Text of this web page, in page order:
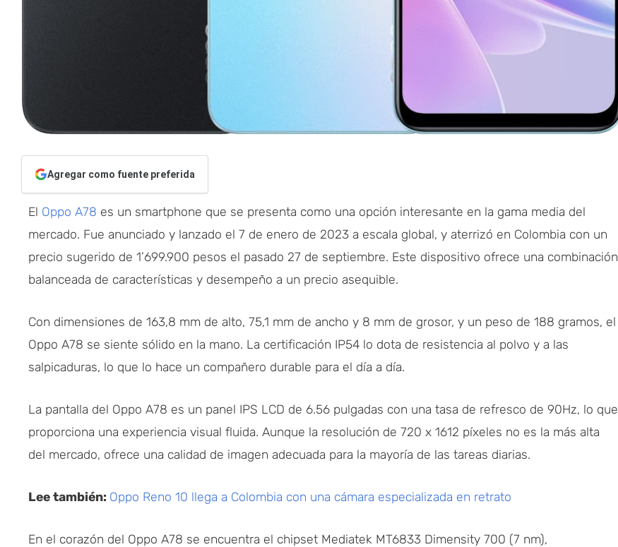
Agregar como fuente preferida
El Oppo A78 es un smartphone que se presenta como una opción interesante en la gama media del
mercado. Fue anunciado y lanzado el 7 de enero de 2023 a escala global, y aterrizó en Colombia con un
precio sugerido de 1’699.900 pesos el pasado 27 de septiembre. Este dispositivo ofrece una combinación
balanceada de características y desempeño a un precio asequible.
Con dimensiones de 163,8 mm de alto, 75,1 mm de ancho y 8 mm de grosor, y un peso de 188 gramos, el
Oppo A78 se siente sólido en la mano. La certificación IP54 lo dota de resistencia al polvo y a las
salpicaduras, lo que lo hace un compañero durable para el día a día.
La pantalla del Oppo A78 es un panel IPS LCD de 6.56 pulgadas con una tasa de refresco de 90Hz, lo que
proporciona una experiencia visual fluida. Aunque la resolución de 720 x 1612 píxeles no es la más alta
del mercado, ofrece una calidad de imagen adecuada para la mayoría de las tareas diarias.
Lee también: Oppo Reno 10 llega a Colombia con una cámara especializada en retrato
En el corazón del Oppo A78 se encuentra el chipset Mediatek MT6833 Dimensity 700 (7 nm),